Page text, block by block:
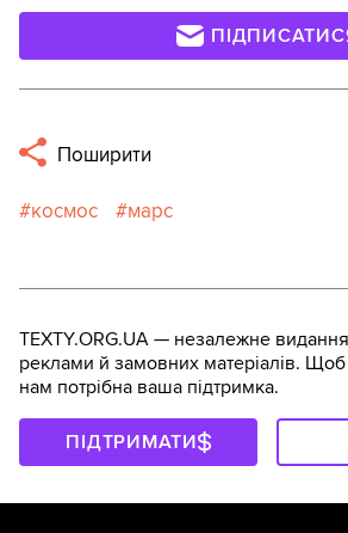
Поширити
космос марс
TEXTY.ORG.UA — незалежне
реклами й замовних матеріалів.
нам потрібна ваша підтримка.
ПІДТРИМАТИ